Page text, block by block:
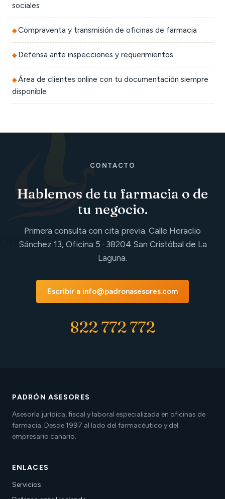
sociales
Compraventa y transmisión de oficinas de farmacia
Defensa ante inspecciones y requerimientos
Área de clientes online con tu documentación siempre
disponible
CONTACTO
Hablemos de tu farmacia o de
tu negocio.
Primera consulta con cita previa. Calle Heraclio
Sánchez 13, Oficina 5 · 38204 San Cristóbal de La
Laguna.
Escribir a info@padronasesores.com
822 772 772
PADRÓN ASESORES
Asesoría jurídica, fiscal y laboral especializada en oficinas de
farmacia. Desde 1997 al lado del farmacéutico y del
empresario canario.
ENLACES
Servicios